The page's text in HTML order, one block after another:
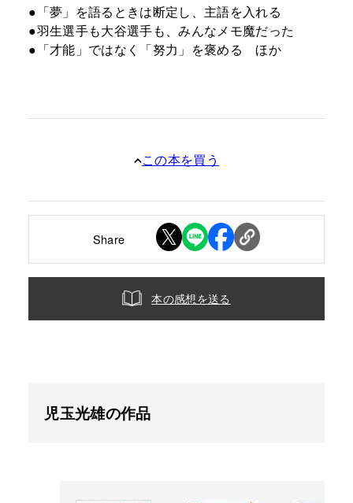
●「夢」を語るときは断定し、主語を入れる
●羽生選手も大谷選手も、みんなメモ魔だった
●「才能」ではなく「努力」を褒める ほか
この本を買う
Share
本の感想を送る
児玉光雄の作品